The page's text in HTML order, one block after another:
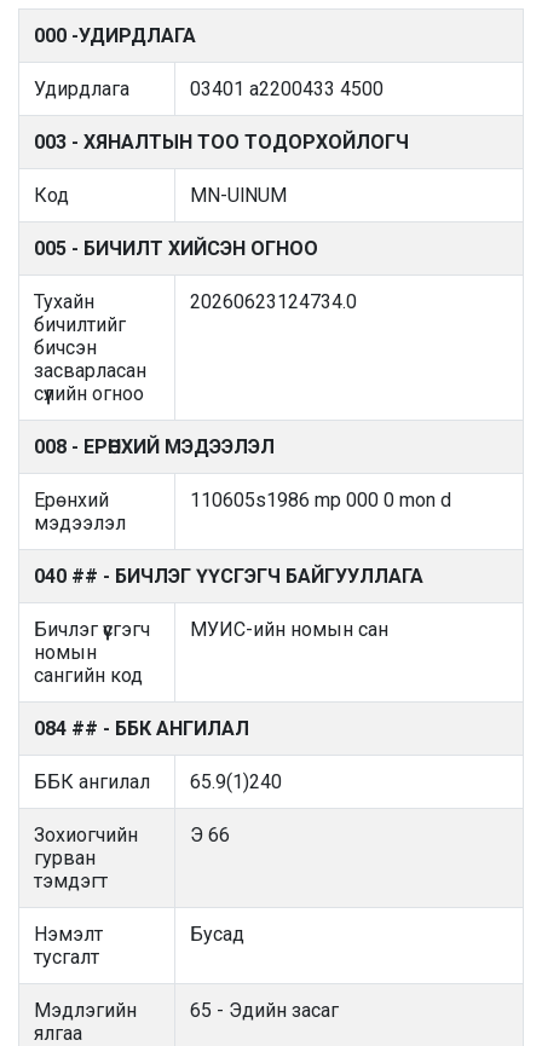
000 -УДИРДЛАГА
Удирдлага 03401 a2200433 4500
003 - ХЯНАЛТЫН ТОО ТОДОРХОЙЛОГЧ
Код MN-UlNUM
005 - БИЧИЛТ ХИЙСЭН ОГНОО
Тухайн
бичилтийг
бичсэн
засварласан
сүүлийн огноо
20260623124734.0
008 - ЕРӨНХИЙ МЭДЭЭЛЭЛ
Ерөнхий
мэдээлэл
110605s1986 mp 000 0 mon d
040 ## - БИЧЛЭГ ҮҮСГЭГЧ БАЙГУУЛЛАГА
Бичлэг үүсгэгч
номын
сангийн код
МУИС-ийн номын сан
084 ## - ББК АНГИЛАЛ
ББК ангилал 65.9(1)240
Зохиогчийн
гурван
тэмдэгт
Э 66
Нэмэлт
тусгалт
Бусад
Мэдлэгийн
ялгаа
65 - Эдийн засаг